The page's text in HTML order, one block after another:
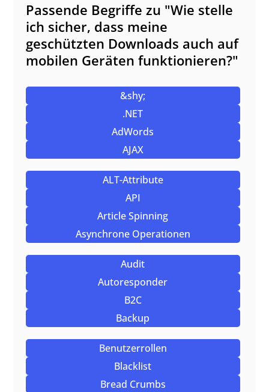
Passende Begriffe zu "Wie stelle
ich sicher, dass meine
geschützten Downloads auch auf
mobilen Geräten funktionieren?"
&shy;
.NET
AdWords
AJAX
ALT-Attribute
API
Article Spinning
Asynchrone Operationen
Audit
Autoresponder
B2C
Backup
Benutzerrollen
Blacklist
Bread Crumbs